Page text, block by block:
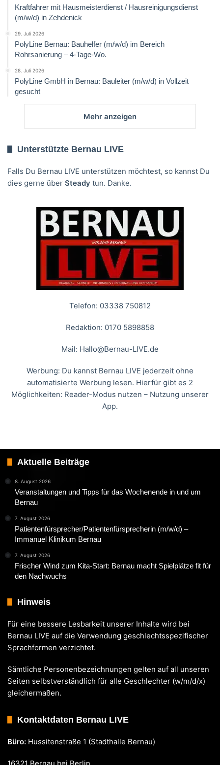
Kraftfahrer mit Hausmeisterdienst / Hausreinigungsdienst
(m/w/d) in Zehdenick
29. Juli 2026
PolyLine Bernau: Bauhelfer (m/w/d) im Bereich
Rohrsanierung – 4-Tage-Wo.
28. Juli 2026
PolyLine GmbH in Bernau: Bauleiter (m/w/d) in Vollzeit
gesucht
Mehr anzeigen
Unterstützte Bernau LIVE
Falls Du Bernau LIVE unterstützen möchtest, so kannst Du
dies gerne über Steady tun. Danke.
Telefon: 03338 750812
Redaktion: 0170 5898858
Mail: Hallo@Bernau-LIVE.de
Werbung: Du kannst Bernau LIVE jederzeit ohne
automatisierte Werbung lesen. Hierfür gibt es 2
Möglichkeiten: Reader-Modus nutzen – Nutzung unserer
App.
Aktuelle Beiträge
8. August 2026
Veranstaltungen und Tipps für das Wochenende in und um
Bernau
7. August 2026
Patientenfürsprecher/Patientenfürsprecherin (m/w/d) –
Immanuel Klinikum Bernau
7. August 2026
Frischer Wind zum Kita-Start: Bernau macht Spielplätze fit für
den Nachwuchs
Hinweis
Für eine bessere Lesbarkeit unserer Inhalte wird bei
Bernau LIVE auf die Verwendung geschlechtsspezifischer
Sprachformen verzichtet.
Sämtliche Personenbezeichnungen gelten auf all unseren
Seiten selbstverständlich für alle Geschlechter (w/m/d/x)
gleichermaßen.
Kontaktdaten Bernau LIVE
Büro: Hussitenstraße 1 (Stadthalle Bernau)
16321 Bernau bei Berlin